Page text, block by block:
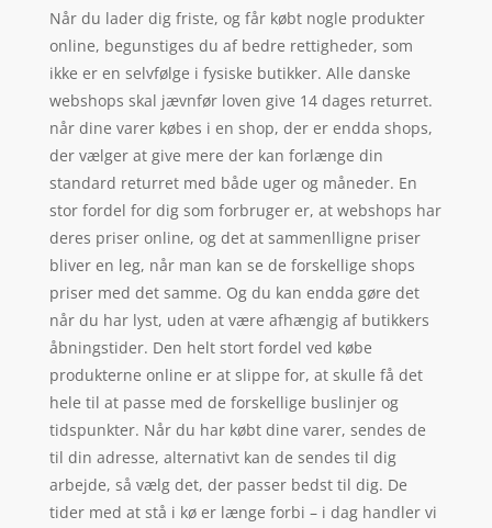
Når du lader dig friste, og får købt nogle produkter
online, begunstiges du af bedre rettigheder, som
ikke er en selvfølge i fysiske butikker. Alle danske
webshops skal jævnfør loven give 14 dages returret.
når dine varer købes i en shop, der er endda shops,
der vælger at give mere der kan forlænge din
standard returret med både uger og måneder. En
stor fordel for dig som forbruger er, at webshops har
deres priser online, og det at sammenlligne priser
bliver en leg, når man kan se de forskellige shops
priser med det samme. Og du kan endda gøre det
når du har lyst, uden at være afhængig af butikkers
åbningstider. Den helt stort fordel ved købe
produkterne online er at slippe for, at skulle få det
hele til at passe med de forskellige buslinjer og
tidspunkter. Når du har købt dine varer, sendes de
til din adresse, alternativt kan de sendes til dig
arbejde, så vælg det, der passer bedst til dig. De
tider med at stå i kø er længe forbi – i dag handler vi